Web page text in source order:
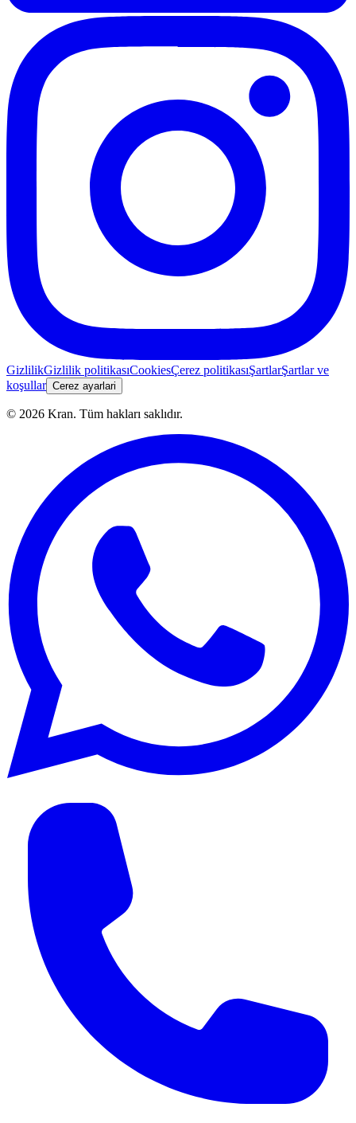
GizlilikGizlilik politikasıCookiesÇerez politikasıŞartlarŞartlar ve
koşullar Cerez ayarlari
© 2026 Kran. Tüm hakları saklıdır.